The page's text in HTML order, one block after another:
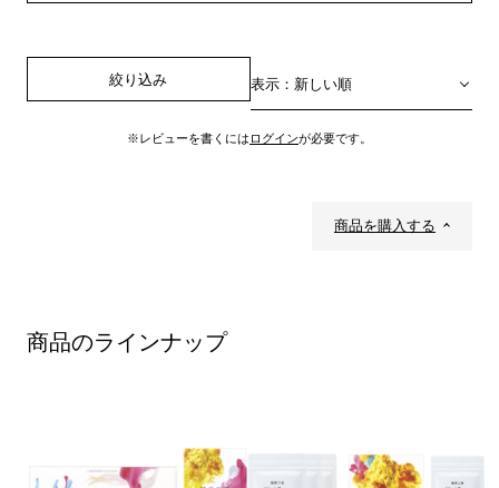
絞り込み 表示：新しい順
※レビューを書くには ログインが必要です。
商品を購入する
商品のラインナップ